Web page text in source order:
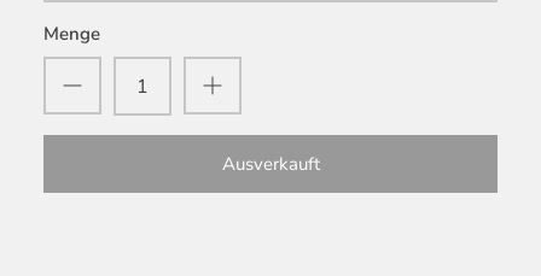
Menge
Ausverkauft